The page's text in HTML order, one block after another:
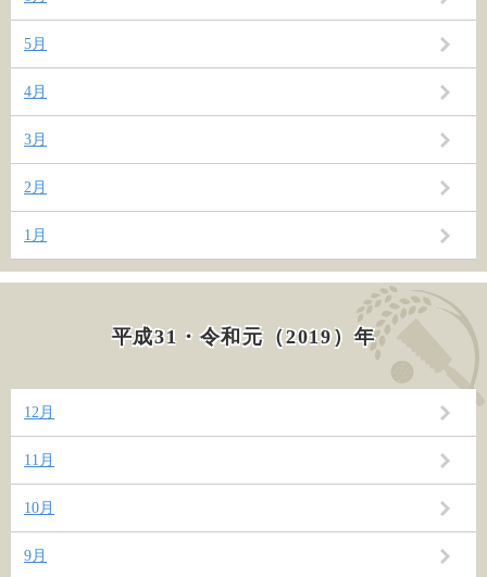
5月
4月
3月
2月
1月
平成31・令和元（2019）年
12月
11月
10月
9月